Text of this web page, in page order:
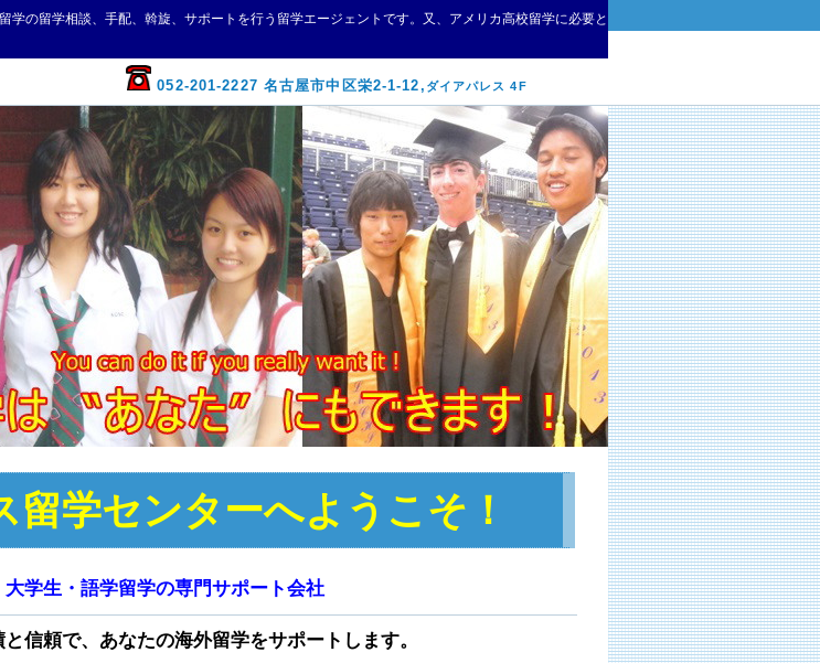
の留学相談、手配、斡旋、サポートを行う留学エージェントです。又、アメリカ高校留学に必要とな
052-201-2227 名古屋市中区栄2-1-12, ダイアパレス 4F
留学センターへようこそ！
学生・語学留学の専門サポート会社
信頼で、あなたの海外留学をサポートします。